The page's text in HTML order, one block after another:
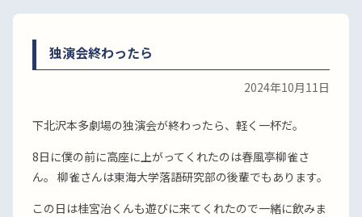
独演会終わったら
2024年10月11日
下北沢本多劇場の独演会が終わったら、軽く一杯だ。
8日に僕の前に高座に上がってくれたのは春風亭柳雀さ
ん。 柳雀さんは東海大学落語研究部の後輩でもあります。
この日は桂宮治くんも遊びに来てくれたので一緒に飲みま